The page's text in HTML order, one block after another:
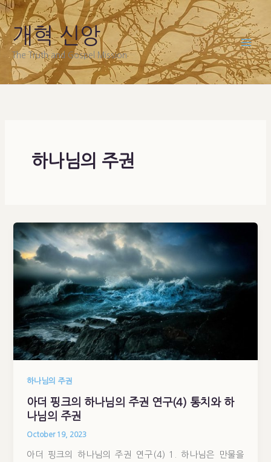
Skip
to
content
개혁 신앙
The Truth and Gospel Mission
하나님의 주권
하나님의 주권
아더 핑크의 하나님의 주권 연구(4) 통치와 하
나님의 주권
October 19, 2023
아더 핑크의 하나님의 주권 연구(4) 1. 하나님은 만물을